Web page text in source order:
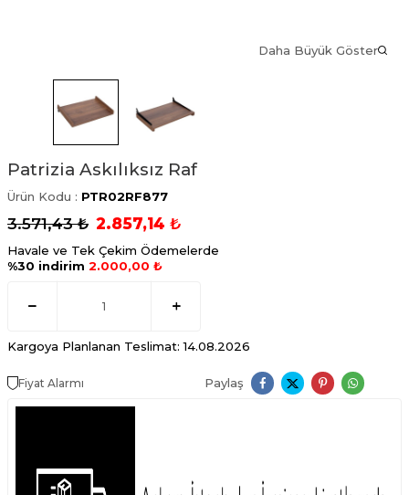
Daha Büyük Göster
Patrizia Askılıksız Raf
Ürün Kodu : PTR02RF877
3.571,43₺ 2.857,14 ₺
Havale ve Tek Çekim Ödemelerde
%30 indirim 2.000,00 ₺
Kargoya Planlanan Teslimat: 14.08.2026
Fiyat Alarmı Paylaş